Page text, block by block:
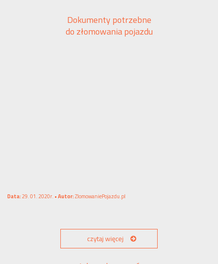
Dokumenty potrzebne
do złomowania pojazdu
Data:29. 01. 2020r. •Autor:ZlomowaniePojazdu.pl
czytaj więcej